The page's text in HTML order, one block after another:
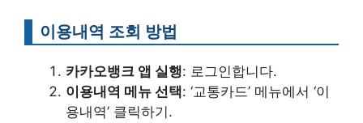
이용내역 조회 방법
카카오뱅크 앱 실행: 로그인합니다.
이용내역 메뉴 선택: ‘교통카드’ 메뉴에서 ‘이
용내역’ 클릭하기.